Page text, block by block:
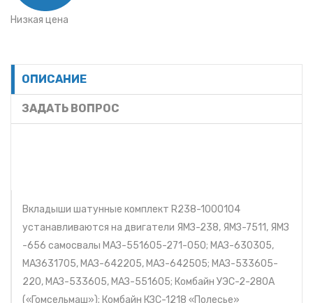
Низкая цена
ОПИСАНИЕ
ЗАДАТЬ ВОПРОС
Вкладыши шатунные комплект R238-1000104
устанавливаются на двигатели ЯМЗ-238, ЯМЗ-7511, ЯМЗ
-656 самосвалы МАЗ-551605-271-050; МАЗ-630305,
МАЗ631705, МАЗ-642205, МАЗ-642505; МАЗ-533605-
220, МАЗ-533605, МАЗ-551605; Комбайн УЭС-2-280А
(«Гомсельмаш»); Комбайн КЗС-1218 «Полесье»